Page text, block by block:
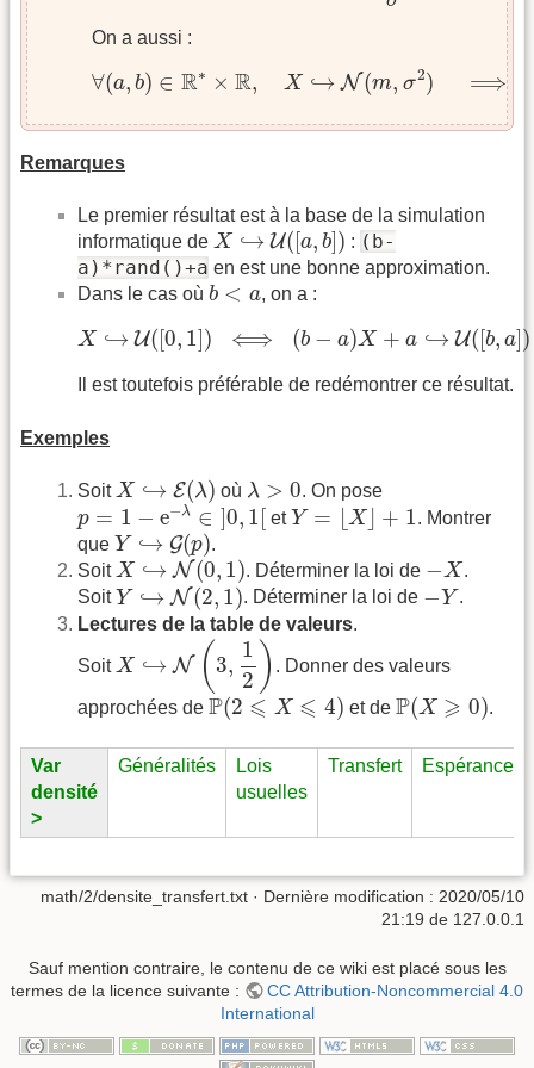
On a aussi :
∀(a, b) ∈ R∗ × R, X ↪ N (m, σ2) ⟹
∀( b) R∗ X↪ m,σ X
Remarques
Le premier résultat est à la base de la simulation
informatique de X ↪ U([a, b])
X↪U([a,b]) : (b-
a)*rand()+a en est une bonne approximation.
Dans le cas où b < a
b a , on a :
X ↪ U([0, 1]) ⟺ (b − a)X + a ↪ U([b, a])
X↪U([0 b− +a↪ a] )
Il est toutefois préférable de redémontrer ce résultat.
Exemples
SoitX ↪ E(λ)
X↪ λ) où λ > 0
λ >0 . On pose
p = 1 − e−λ ∈ ]0, 1 [
p=1−e λ ∈]0, 1[
et Y = X + 1
Y= X⌋ +1
. Montrer
que Y ↪ G(p)
Y↪ G(p)
.
SoitX ↪ N (0, 1)
X↪ N (0,1) . Déterminer la loi de −X
X .
Soit Y ↪ N (2, 1)
Y↪ N (2,1) . Déterminer la loi de −Y
Y .
Lectures de la table de valeurs.
SoitX ↪ N ( 3,
1
2 )
X↪N(3 ,12)
. Donner des valeurs
approchées de P(2 ⩽ X ⩽ 4)
P(2⩽X⩽ 4) et de P(X ⩾ 0)
P(X⩾ ) .
Var
densité
>
Généralités
Lois
usuelles
Transfert Espérance
math/2/densite_transfert.txt · Dernière modification : 2020/05/10
21:19 de 127.0.0.1
Sauf mention contraire, le contenu de ce wiki est placé sous les
termes de la licence suivante :
CC Attribution-Noncommercial 4.0
International